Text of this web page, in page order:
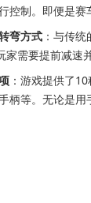
控制。即便是赛
弯方式 ：与传
家需要提前减速
：游戏提供了
柄等。无论是用